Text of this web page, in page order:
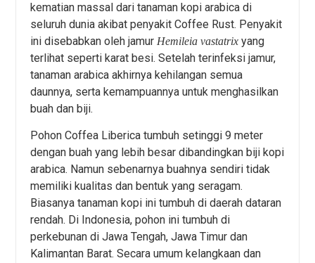
kematian massal dari tanaman kopi arabica di
seluruh dunia akibat penyakit Coffee Rust. Penyakit
ini disebabkan oleh jamurHemileia vastatrix yang
terlihat seperti karat besi. Setelah terinfeksi jamur,
tanaman arabica akhirnya kehilangan semua
daunnya, serta kemampuannya untuk menghasilkan
buah dan biji.
Pohon Coffea Liberica tumbuh setinggi 9 meter
dengan buah yang lebih besar dibandingkan biji kopi
arabica. Namun sebenarnya buahnya sendiri tidak
memiliki kualitas dan bentuk yang seragam.
Biasanya tanaman kopi ini tumbuh di daerah dataran
rendah. Di Indonesia, pohon ini tumbuh di
perkebunan di Jawa Tengah, Jawa Timur dan
Kalimantan Barat. Secara umum kelangkaan dan